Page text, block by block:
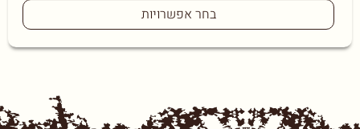
בחר אפשרויות